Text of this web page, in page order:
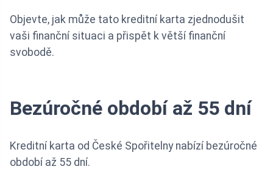
Objevte, jak může tato kreditní karta zjednodušit
vaši finanční situaci a přispět k větší finanční
svobodě.
Bezúročné období až 55 dní
Kreditní karta od České Spořitelny nabízí bezúročné
období až 55 dní.